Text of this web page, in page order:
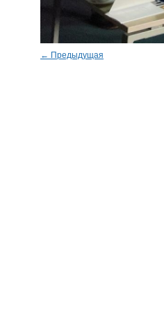
← Предыдущая